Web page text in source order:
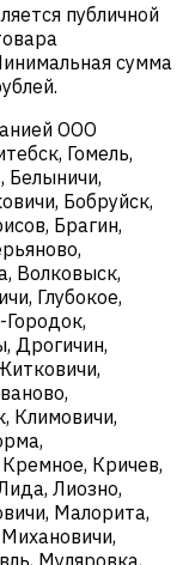
публичной
сумма
ООО
Гомель,
Белыничи,
Бобруйск,
Брагин,
Волковыск,
Глубокое,
Городок,
Дрогичин,
Климовичи,
Кричев,
Лиозно,
Малорита,
Муляровка,